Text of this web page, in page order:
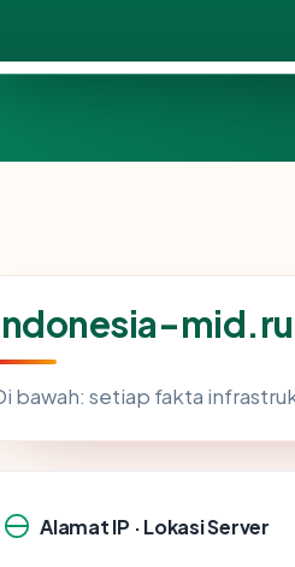
bawah: setiap fakta
Alamat IP · Lokasi Server